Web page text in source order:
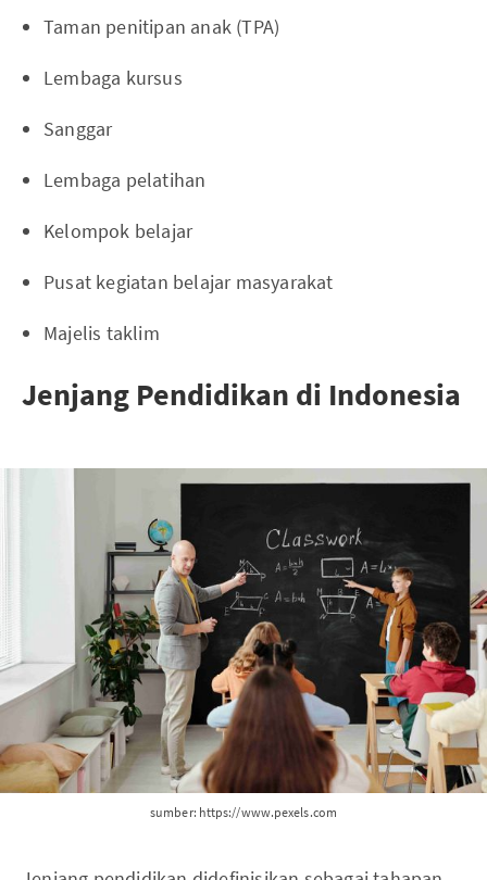
Taman penitipan anak (TPA)
Lembaga kursus
Sanggar
Lembaga pelatihan
Kelompok belajar
Pusat kegiatan belajar masyarakat
Majelis taklim
Jenjang Pendidikan di Indonesia
sumber: https://www.pexels.com